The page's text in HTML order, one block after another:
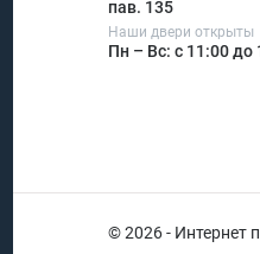
пав. 135
Наши двери открыты
Пн – Вс: с 11:00 до
© 2026 - Интернет